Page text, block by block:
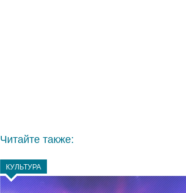
Читайте также:
КУЛЬТУРА